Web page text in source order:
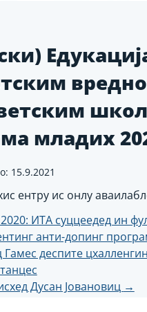
младих
15.9.2021
ентрy ис онлy
ИТА суццеедед ин
анти-допинг
деспите
Дусан Јовановиц →